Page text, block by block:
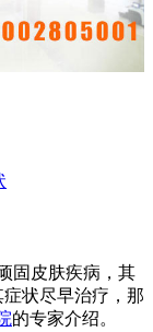
固皮肤疾病，其
状尽早治疗，那
的专家介绍。